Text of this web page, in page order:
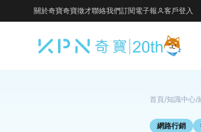
關於奇寶奇寶徵才聯絡我們訂閱電子報 客戶登入
首頁/知識中心/
網路行銷